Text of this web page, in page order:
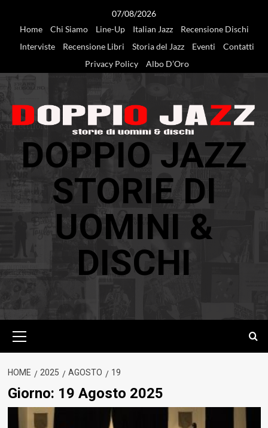
07/08/2026
Home
Chi Siamo Line-Up Italian Jazz
Recensione Dischi
Interviste
Recensione Libri Storia del Jazz Eventi
Contatti
Privacy Policy
Albo D’Oro
DOPPIO JAZZ
STORIE DI
UOMINI &
DISCHI
principale
HOME 2025 AGOSTO 19
Giorno: 19 Agosto 2025